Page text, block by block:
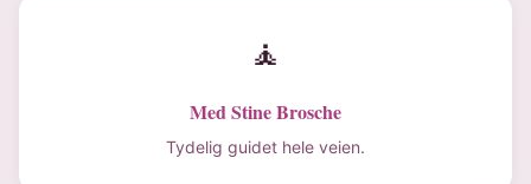
🧘
Med Stine Brosche
Tydelig guidet hele veien.